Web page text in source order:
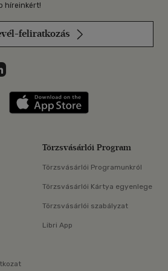
híreinkért!
feliratkozás
on
Instagramon
Libri a LinkedInen
applikáció Szerezd meg: Google
Törzsvásárlói Program
Törzsvásárlói Programunkról
Törzsvásárlói Kártya egyenlege
Törzsvásárlói szabályzat
Libri App